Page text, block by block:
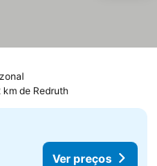
km de Redruth
Ver preços